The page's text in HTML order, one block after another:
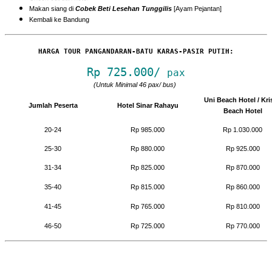
Makan siang di Cobek Beti Lesehan Tunggilis [Ayam Pejantan]
Kembali ke Bandung
HARGA TOUR PANGANDARAN-BATU KARAS-PASIR PUTIH:
Rp 725.000/ pax
(Untuk Minimal 46 pax/ bus)
Jumlah Peserta Hotel Sinar Rahayu
Uni Beach Hotel /
Beach Hotel
20-24 Rp 985.000 Rp 1.030.000
25-30 Rp 880.000 Rp 925.000
31-34 Rp 825.000 Rp 870.000
35-40 Rp 815.000 Rp 860.000
41-45 Rp 765.000 Rp 810.000
46-50 Rp 725.000 Rp 770.000